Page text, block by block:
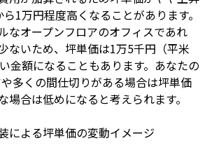
1万円程度高くなることがあります。
なオープンフロアのオフィスであれ
ないため、坪単価は1万5千円（平米
金額になることもあります。あなたの
多くの間仕切りがある場合は坪単価
場合は低めになると考えられます。
による坪単価の変動イメージ